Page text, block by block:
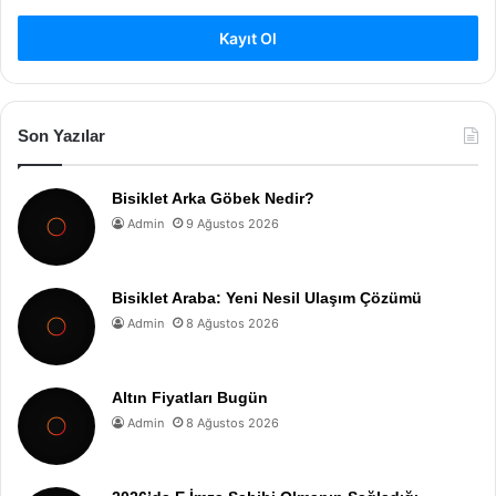
Kayıt Ol
Son Yazılar
Bisiklet Arka Göbek Nedir?
Admin 9 Ağustos 2026
Bisiklet Araba: Yeni Nesil Ulaşım Çözümü
Admin 8 Ağustos 2026
Altın Fiyatları Bugün
Admin 8 Ağustos 2026